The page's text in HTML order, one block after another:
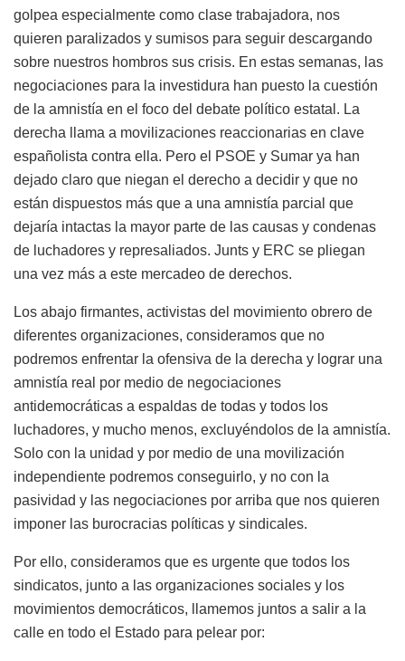
golpea especialmente como clase trabajadora, nos
quieren paralizados y sumisos para seguir descargando
sobre nuestros hombros sus crisis. En estas semanas, las
negociaciones para la investidura han puesto la cuestión
de la amnistía en el foco del debate político estatal. La
derecha llama a movilizaciones reaccionarias en clave
españolista contra ella. Pero el PSOE y Sumar ya han
dejado claro que niegan el derecho a decidir y que no
están dispuestos más que a una amnistía parcial que
dejaría intactas la mayor parte de las causas y condenas
de luchadores y represaliados. Junts y ERC se pliegan
una vez más a este mercadeo de derechos.
Los abajo firmantes, activistas del movimiento obrero de
diferentes organizaciones, consideramos que no
podremos enfrentar la ofensiva de la derecha y lograr una
amnistía real por medio de negociaciones
antidemocráticas a espaldas de todas y todos los
luchadores, y mucho menos, excluyéndolos de la amnistía.
Solo con la unidad y por medio de una movilización
independiente podremos conseguirlo, y no con la
pasividad y las negociaciones por arriba que nos quieren
imponer las burocracias políticas y sindicales.
Por ello, consideramos que es urgente que todos los
sindicatos, junto a las organizaciones sociales y los
movimientos democráticos, llamemos juntos a salir a la
calle en todo el Estado para pelear por: